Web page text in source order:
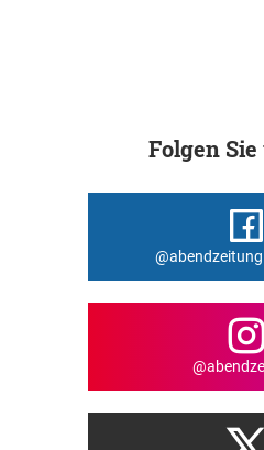
Folgen